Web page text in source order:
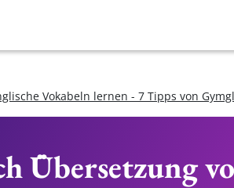
Vokabeln lernen - 7 Tipps von
Übersetzung